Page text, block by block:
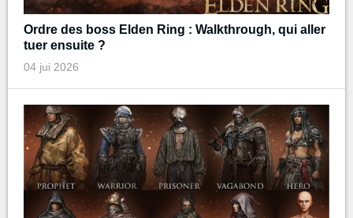
Ordre des boss Elden Ring : Walkthrough, qui aller
tuer ensuite ?
04 jui 2026